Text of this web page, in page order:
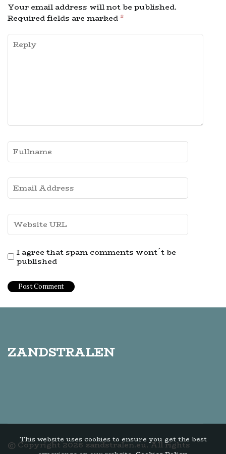
Your email address will not be published.
Required fields are marked*
I agree that spam comments wont´t be
published
zandstralen
© Copyright2026zandstralen.eu. All rights
This website uses cookies to ensure you get the best